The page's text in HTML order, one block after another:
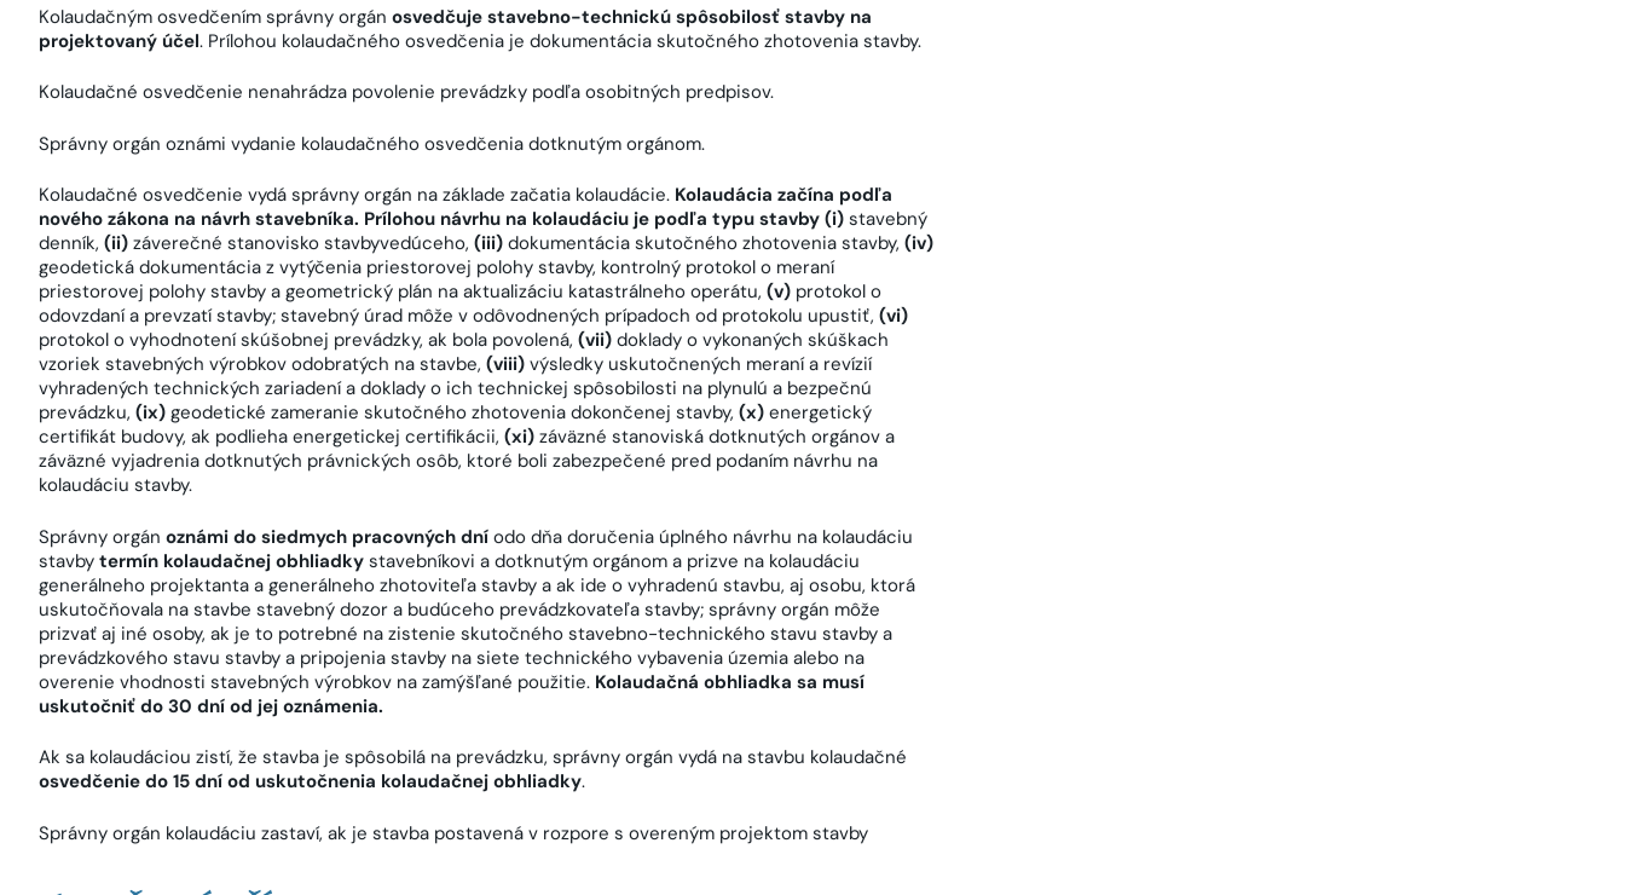
Kolaudačným osvedčením správny orgán osvedčuje stavebno-technickú spôsobilosť stavby na
projektovaný účel. Prílohou kolaudačného osvedčenia je dokumentácia skutočného zhotovenia stavby.
Kolaudačné osvedčenie nenahrádza povolenie prevádzky podľa osobitných predpisov.
Správny orgán oznámi vydanie kolaudačného osvedčenia dotknutým orgánom.
Kolaudačné osvedčenie vydá správny orgán na základe začatia kolaudácie. Kolaudácia začína podľa
nového zákona na návrh stavebníka. Prílohou návrhu na kolaudáciu je podľa typu stavby (i) stavebný
denník, (ii) záverečné stanovisko stavbyvedúceho, (iii) dokumentácia skutočného zhotovenia stavby, (iv)
geodetická dokumentácia z vytýčenia priestorovej polohy stavby, kontrolný protokol o meraní
priestorovej polohy stavby a geometrický plán na aktualizáciu katastrálneho operátu, (v) protokol o
odovzdaní a prevzatí stavby; stavebný úrad môže v odôvodnených prípadoch od protokolu upustiť, (vi)
protokol o vyhodnotení skúšobnej prevádzky, ak bola povolená, (vii) doklady o vykonaných skúškach
vzoriek stavebných výrobkov odobratých na stavbe, (viii) výsledky uskutočnených meraní a revízií
vyhradených technických zariadení a doklady o ich technickej spôsobilosti na plynulú a bezpečnú
prevádzku, (ix) geodetické zameranie skutočného zhotovenia dokončenej stavby, (x) energetický
certifikát budovy, ak podlieha energetickej certifikácii, (xi) záväzné stanoviská dotknutých orgánov a
záväzné vyjadrenia dotknutých právnických osôb, ktoré boli zabezpečené pred podaním návrhu na
kolaudáciu stavby.
Správny orgán oznámi do siedmych pracovných dní odo dňa doručenia úplného návrhu na kolaudáciu
stavby termín kolaudačnej obhliadky stavebníkovi a dotknutým orgánom a prizve na kolaudáciu
generálneho projektanta a generálneho zhotoviteľa stavby a ak ide o vyhradenú stavbu, aj osobu, ktorá
uskutočňovala na stavbe stavebný dozor a budúceho prevádzkovateľa stavby; správny orgán môže
prizvať aj iné osoby, ak je to potrebné na zistenie skutočného stavebno-technického stavu stavby a
prevádzkového stavu stavby a pripojenia stavby na siete technického vybavenia územia alebo na
overenie vhodnosti stavebných výrobkov na zamýšľané použitie. Kolaudačná obhliadka sa musí
uskutočniť do 30 dní od jej oznámenia.
Ak sa kolaudáciou zistí, že stavba je spôsobilá na prevádzku, správny orgán vydá na stavbu kolaudačné
osvedčenie do 15 dní od uskutočnenia kolaudačnej obhliadky.
Správny orgán kolaudáciu zastaví, ak je stavba postavená v rozpore s overeným projektom stavby